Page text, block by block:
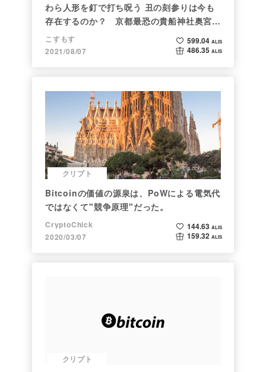
わら人形を釘で打ち呪う 丑の刻参りは今も
存在するのか？ 京都最恐の貴船神社奥宮を
調べた
こすもす
2021/08/07
599.04 ALIS
486.35 ALIS
クリプト
Bitcoinの価値の源泉は、PoWによる電気代
ではなくて"競争原理"だった。
CryptoChick
2020/03/07
144.63 ALIS
159.32 ALIS
クリプト